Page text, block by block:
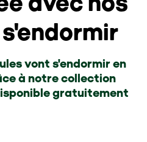
vont s'endormir en
à notre collection
gratuitement